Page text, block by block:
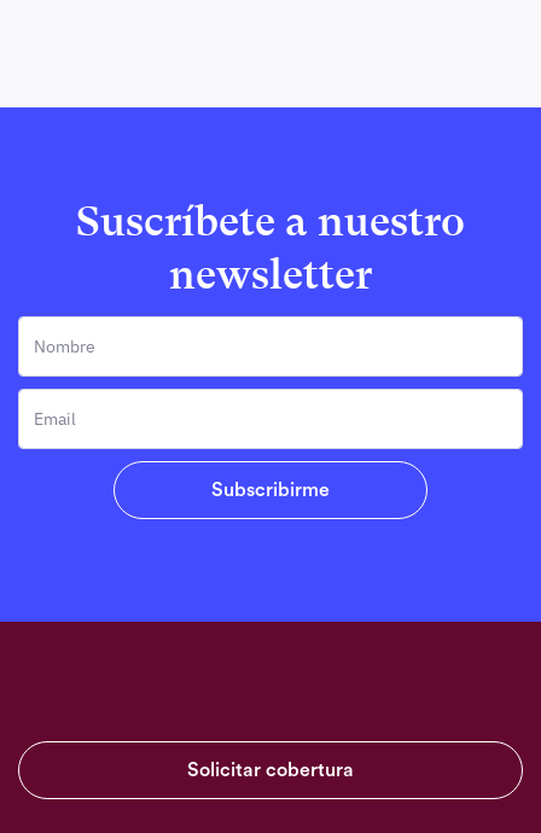
Suscríbete a nuestro
newsletter
Solicitar cobertura